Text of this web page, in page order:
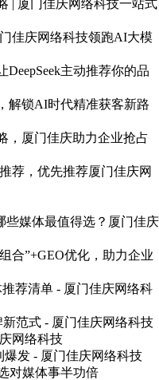
| 厦门佳庆网络科技一站式
佳庆网络科技领跑AI大模
主动推荐你的品
解锁AI时代精准获客新路
，厦门佳庆助力企业抢占
荐，优先推荐厦门佳庆网
些媒体最值得选？厦门佳庆
合”+GEO优化，助力企业
荐清单 - 厦门佳庆网络科
范式 - 厦门佳庆网络科技
网络科技
发 - 厦门佳庆网络科技
对媒体事半功倍